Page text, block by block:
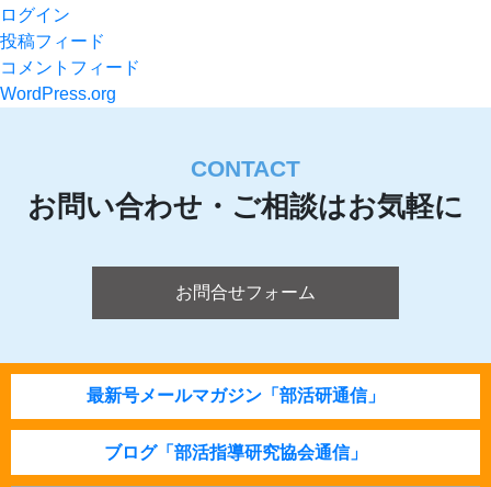
ログイン
投稿フィード
コメントフィード
WordPress.org
CONTACT
お問い合わせ・ご相談はお気軽に
お問合せフォーム
最新号メールマガジン「部活研通信」
ブログ「部活指導研究協会通信」